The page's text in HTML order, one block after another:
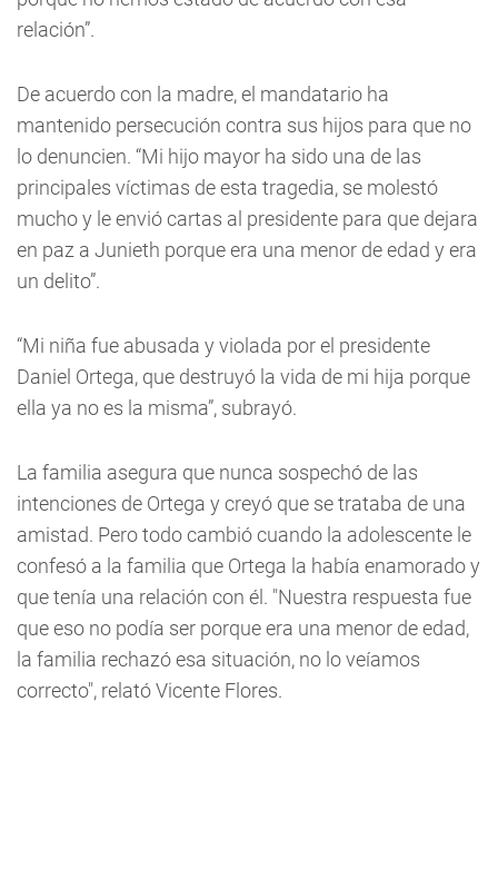
relación”.
De acuerdo con la madre, el mandatario ha
mantenido persecución contra sus hijos para que no
lo denuncien. “Mi hijo mayor ha sido una de las
principales víctimas de esta tragedia, se molestó
mucho y le envió cartas al presidente para que dejara
en paz a Junieth porque era una menor de edad y era
un delito”.
“Mi niña fue abusada y violada por el presidente
Daniel Ortega, que destruyó la vida de mi hija porque
ella ya no es la misma”, subrayó.
La familia asegura que nunca sospechó de las
intenciones de Ortega y creyó que se trataba de una
amistad. Pero todo cambió cuando la adolescente le
confesó a la familia que Ortega la había enamorado y
que tenía una relación con él. "Nuestra respuesta fue
que eso no podía ser porque era una menor de edad,
la familia rechazó esa situación, no lo veíamos
correcto", relató Vicente Flores.